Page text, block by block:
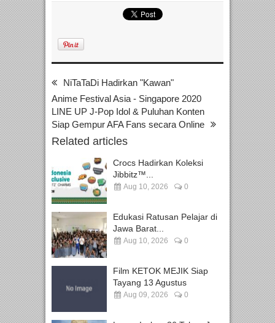
NiTaTaDi Hadirkan "Kawan"
Anime Festival Asia - Singapore 2020
LINE UP J-Pop Idol & Puluhan Konten
Siap Gempur AFA Fans secara Online
Related articles
Crocs Hadirkan Koleksi
Jibbitz™...
Aug 10, 2026 0
Edukasi Ratusan Pelajar di
Jawa Barat...
Aug 10, 2026 0
Film KETOK MEJIK Siap
Tayang 13 Agustus
Aug 09, 2026 0